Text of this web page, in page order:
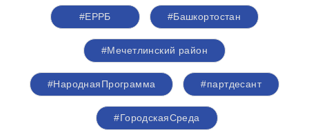
#ЕРРБ #Башкортостан
#Мечетлинский район
#НароднаяПрограмма #партдесант
#ГородскаяСреда